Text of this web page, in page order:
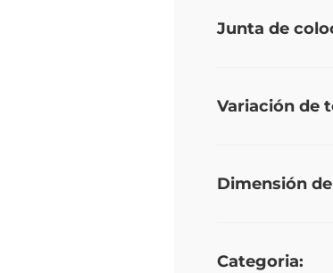
Junta de
Variación de
Dimensión
Categoria: